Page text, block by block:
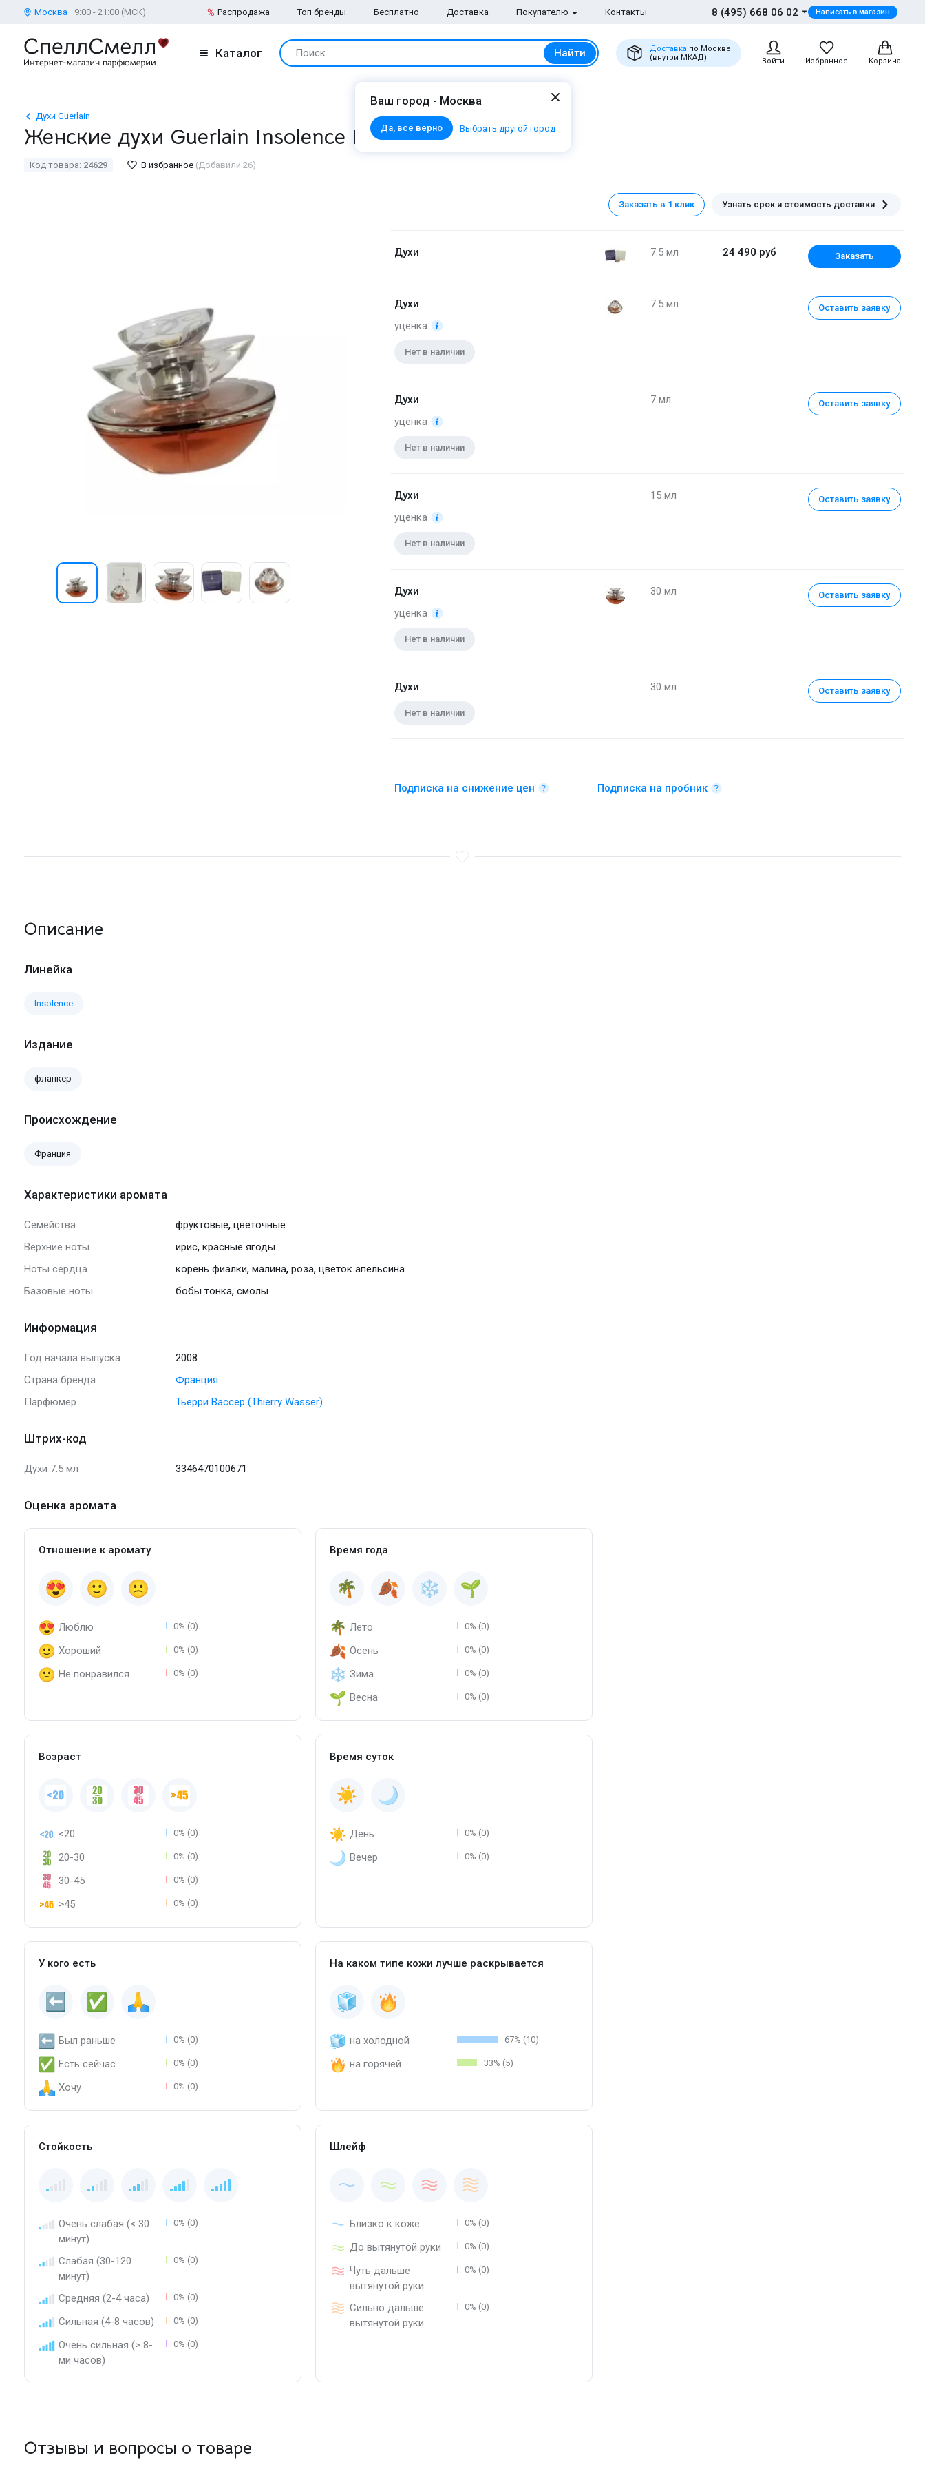
Москва 9:00 - 21:00 (МСК) Распродажа Топ бренды Бесплатно Доставка Покупателю Контакты 8 (495) 668 06 02 Написать в магазин
Каталог Поиск Найти Доставка по Москве
(внутри МКАД)
Войти Избранное Корзина
Ваш город - Москва
Да, всё верно Выбрать другой город
Духи Guerlain
Женские духи Guerlain Insolence Parfum Extract
Код товара: 24629 В избранное (Добавили 26)
Заказать в 1 клик Узнать срок и стоимость доставки
Духи 24 490 руб
7.5 мл Заказать
Духи
уценка
Нет в наличии
7.5 мл Оставить заявку
Духи
уценка
Нет в наличии
7 мл Оставить заявку
Духи
уценка
Нет в наличии
15 мл Оставить заявку
Духи
уценка
Нет в наличии
30 мл Оставить заявку
Духи
Нет в наличии
30 мл Оставить заявку
Подписка на снижение цен Подписка на пробник
Описание
Линейка
Insolence
Издание
фланкер
Происхождение
Франция
Характеристики аромата
Семейства фруктовые, цветочные
Верхние ноты
ирис, красные ягоды
Ноты сердца
корень фиалки, малина, роза, цветок апельсина
Базовые ноты
бобы тонка, смолы
Информация
Год начала выпуска
2008
Страна бренда
Франция
Парфюмер
Тьерри Вассер (Thierry Wasser)
Штрих-код
Духи 7.5 мл 3346470100671
Оценка аромата
Отношение к аромату
Люблю 0% (0)
Хороший 0% (0)
Не понравился 0% (0)
Время года
Лето 0% (0)
Осень 0% (0)
Зима 0% (0)
Весна 0% (0)
Возраст
<20 0% (0)
20-30 0% (0)
30-45 0% (0)
>45 0% (0)
Время суток
День 0% (0)
Вечер 0% (0)
У кого есть
Был раньше 0% (0)
Есть сейчас 0% (0)
Хочу 0% (0)
На каком типе кожи лучше раскрывается
на холодной 67% (10)
на горячей 33% (5)
Стойкость
Очень слабая (< 30
минут)
0% (0)
Слабая (30-120
минут)
0% (0)
Средняя (2-4 часа) 0% (0)
Сильная (4-8 часов) 0% (0)
Очень сильная (> 8-
ми часов)
0% (0)
Шлейф
Близко к коже 0% (0)
До вытянутой руки 0% (0)
Чуть дальше
вытянутой руки
0% (0)
Сильно дальше
вытянутой руки
0% (0)
Отзывы и вопросы о товаре